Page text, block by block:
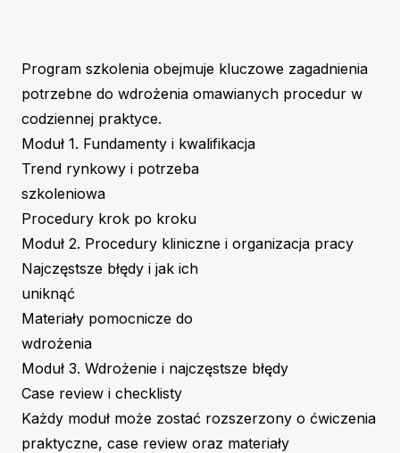
Program szkolenia obejmuje kluczowe zagadnienia
potrzebne do wdrożenia omawianych procedur w
codziennej praktyce.
Moduł 1. Fundamenty i kwalifikacja
Trend rynkowy i potrzeba
szkoleniowa
Procedury krok po kroku
Moduł 2. Procedury kliniczne i organizacja pracy
Najczęstsze błędy i jak ich
uniknąć
Materiały pomocnicze do
wdrożenia
Moduł 3. Wdrożenie i najczęstsze błędy
Case review i checklisty
Każdy moduł może zostać rozszerzony o ćwiczenia
praktyczne, case review oraz materiały